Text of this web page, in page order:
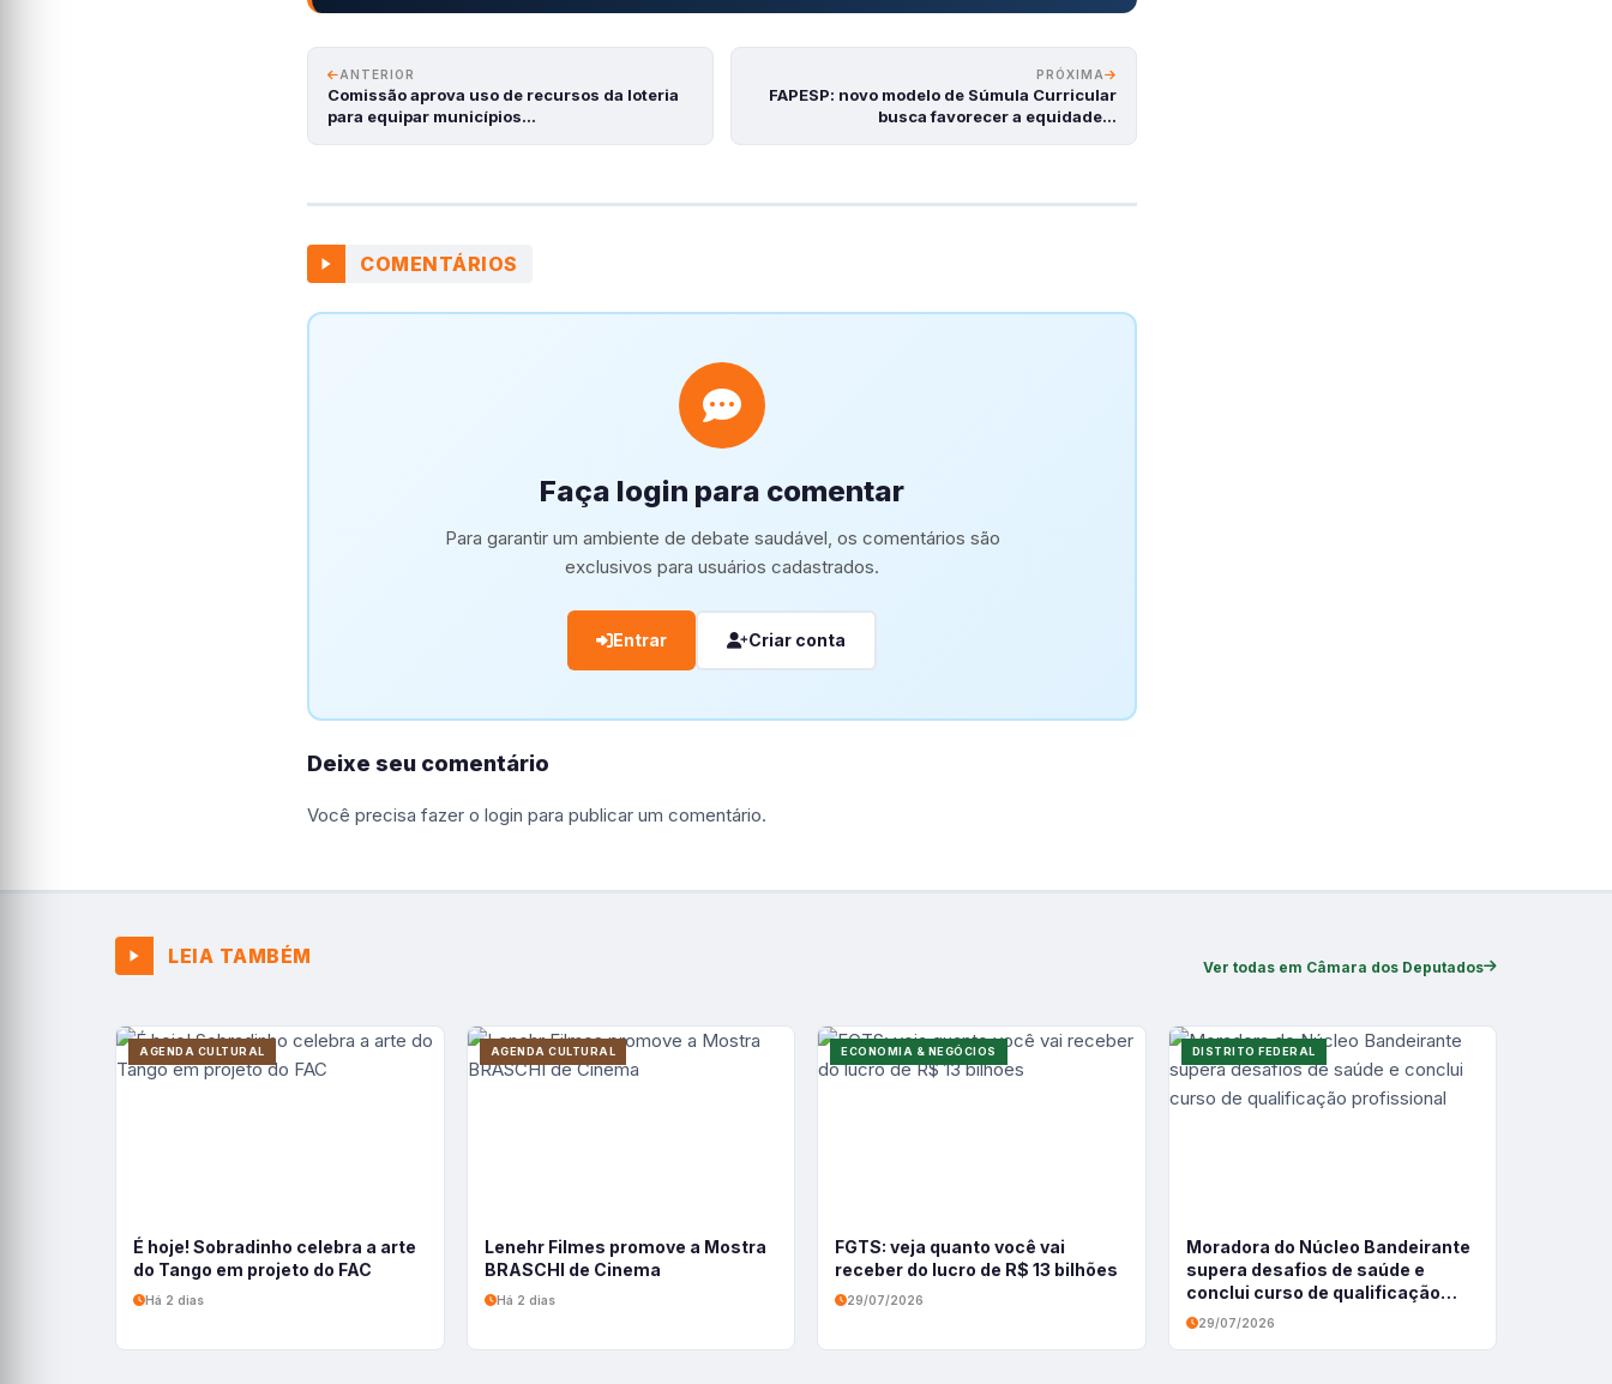
ANTERIOR
Comissão aprova uso de recursos da loteria
para equipar municípios…
PRÓXIMA
FAPESP: novo modelo de Súmula Curricular
busca favorecer a equidade…
COMENTÁRIOS
Faça login para comentar
Para garantir um ambiente de debate saudável, os comentários são
exclusivos para usuários cadastrados.
Entrar Criar conta
Deixe seu comentário
Você precisa fazer o login para publicar um comentário.
LEIA TAMBÉM Ver todas em Câmara dos Deputados
AGENDA CULTURAL
É hoje! Sobradinho celebra a arte
do Tango em projeto do FAC
Há 2 dias
AGENDA CULTURAL
Lenehr Filmes promove a Mostra
BRASCHI de Cinema
Há 2 dias
ECONOMIA & NEGÓCIOS
FGTS: veja quanto você vai
receber do lucro de R$ 13 bilhões
29/07/2026
DISTRITO FEDERAL
Moradora do Núcleo Bandeirante
supera desafios de saúde e
conclui curso de qualificação
profissional
29/07/2026